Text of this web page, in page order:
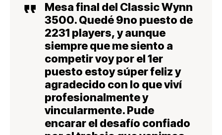
Mesa final del Classic Wynn
3500. Quedé 9no puesto de
2231 players, y aunque
siempre que me siento a
competir voy por el 1er
puesto estoy súper feliz y
agradecido con lo que viví
profesionalmente y
vincularmente. Pude
encarar el desafío confiado